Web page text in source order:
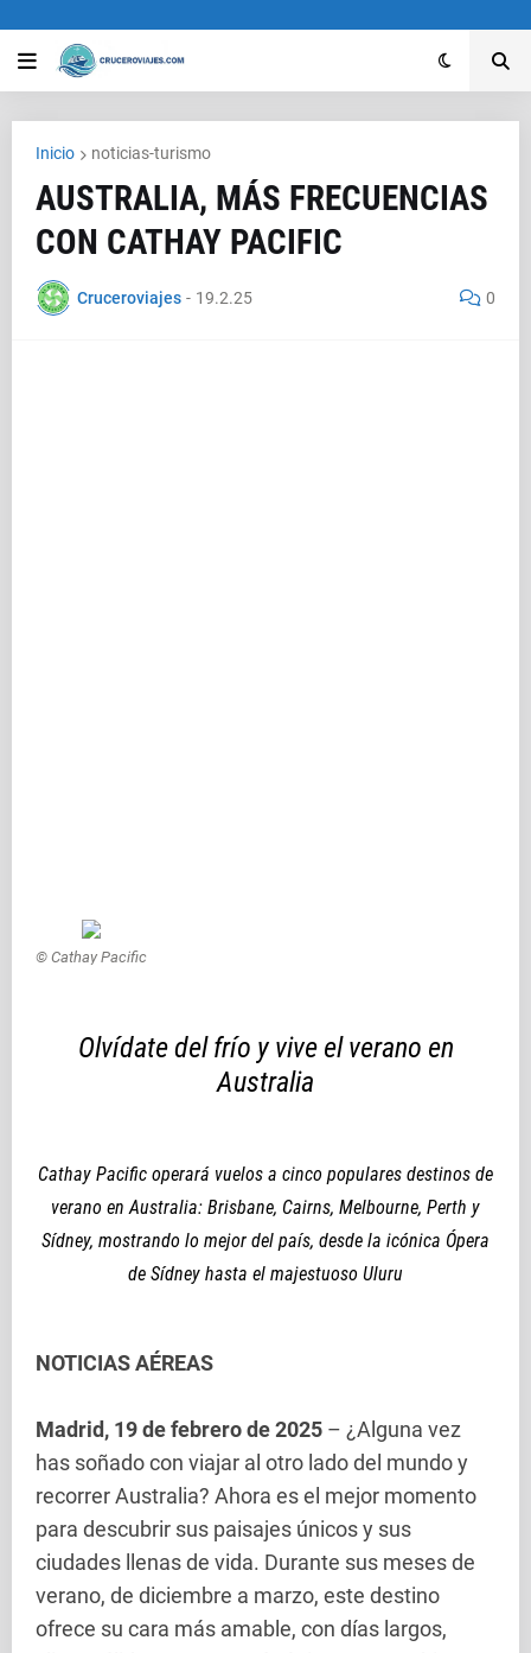
Inicio noticias-turismo
AUSTRALIA, MÁS FRECUENCIAS
CON CATHAY PACIFIC
Cruceroviajes - 19.2.25 0
© Cathay Pacific
Olvídate del frío y vive el verano en
Australia
Cathay Pacific operará vuelos a cinco populares destinos de
verano en Australia: Brisbane, Cairns, Melbourne, Perth y
Sídney, mostrando lo mejor del país, desde la icónica Ópera
de Sídney hasta el majestuoso Uluru
NOTICIAS AÉREAS
Madrid, 19 de febrero de 2025 – ¿Alguna vez
has soñado con viajar al otro lado del mundo y
recorrer Australia? Ahora es el mejor momento
para descubrir sus paisajes únicos y sus
ciudades llenas de vida. Durante sus meses de
verano, de diciembre a marzo, este destino
ofrece su cara más amable, con días largos,